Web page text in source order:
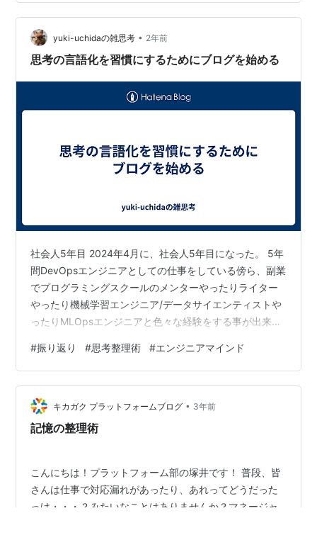
社しました。 入社してからは主に受託開発の案件を担当
しています。 ビルディットがある東京の八王子に私も住
んで…yuki-uchidaの雑思考 • 2年前
思考の言語化を習慣にするためにブログを始める
社会人5年目 2024年4月に、社会人5年目になった。 5年
間DevOpsエンジニアとしての仕事をしている傍ら、副業
でプログラミングスクールのメンターやったりライター
やったり機械学習エンジニア/データサイエンティストや
ったりMLOpsエンジニアと色々な経験をする事が出来
を使ってチャレンジする精神的な余裕を持てて感謝して
いる。 副業を含めると仕事の時間は長いけど、金銭的な
余裕もあるし、人間関係の問題もない。本業はフレック
スなので、途中で仕事を抜けて温泉に行ったり散歩に行
ったりもできる。 学生の頃に憧れていた、「朝早く起き
#振り返り #思考整理術 #エンジニアマインド
キカガク プラットフォームブログ • 3年前
記憶の整理術